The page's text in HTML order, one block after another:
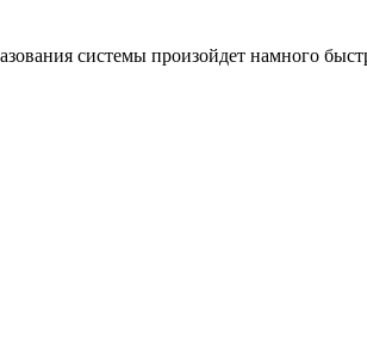
системы произойдет намного